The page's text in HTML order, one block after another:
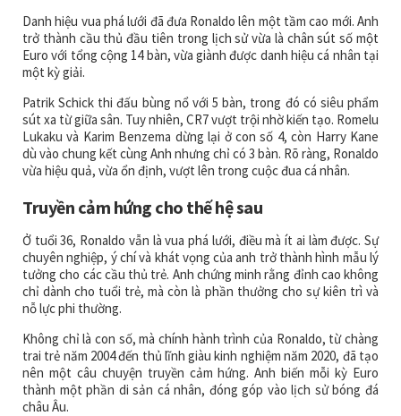
Danh hiệu vua phá lưới đã đưa Ronaldo lên một tầm cao mới. Anh
trở thành cầu thủ đầu tiên trong lịch sử vừa là chân sút số một
Euro với tổng cộng 14 bàn, vừa giành được danh hiệu cá nhân tại
một kỳ giải.
Patrik Schick thi đấu bùng nổ với 5 bàn, trong đó có siêu phẩm
sút xa từ giữa sân. Tuy nhiên, CR7 vượt trội nhờ kiến tạo. Romelu
Lukaku và Karim Benzema dừng lại ở con số 4, còn Harry Kane
dù vào chung kết cùng Anh nhưng chỉ có 3 bàn. Rõ ràng, Ronaldo
vừa hiệu quả, vừa ổn định, vượt lên trong cuộc đua cá nhân.
Truyền cảm hứng cho thế hệ sau
Ở tuổi 36, Ronaldo vẫn là vua phá lưới, điều mà ít ai làm được. Sự
chuyên nghiệp, ý chí và khát vọng của anh trở thành hình mẫu lý
tưởng cho các cầu thủ trẻ. Anh chứng minh rằng đỉnh cao không
chỉ dành cho tuổi trẻ, mà còn là phần thưởng cho sự kiên trì và
nỗ lực phi thường.
Không chỉ là con số, mà chính hành trình của Ronaldo, từ chàng
trai trẻ năm 2004 đến thủ lĩnh giàu kinh nghiệm năm 2020, đã tạo
nên một câu chuyện truyền cảm hứng. Anh biến mỗi kỳ Euro
thành một phần di sản cá nhân, đóng góp vào lịch sử bóng đá
châu Âu.